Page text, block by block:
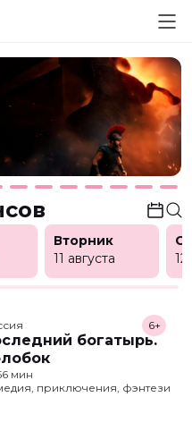
Вторник
11 августа
12
богатырь.
6+
мин
приключения, фэнтези